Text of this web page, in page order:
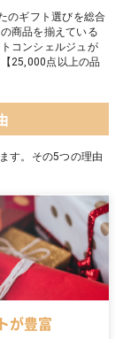
のギフト選びを総合
商品を揃えている
コンシェルジュが
25,000点以上の品
す。その5つの理由
が豊富